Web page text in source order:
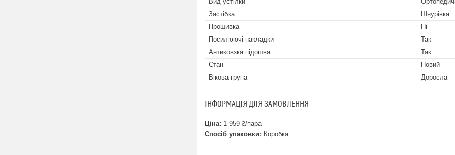
Застібка
Шнурівка
Прошивка
Ні
Посилюючі накладки
Так
Антиковзка підошва
Так
Стан
Новий
Вікова група
Доросла
ІНФОРМАЦІЯ ДЛЯ ЗАМОВЛЕННЯ
Ціна: 1 959 ₴/пара
Спосіб упаковки: Коробка